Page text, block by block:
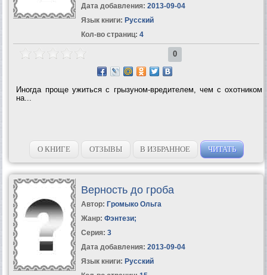
Дата добавления: 2013-09-04
Язык книги: Русский
Кол-во страниц: 4
0
Иногда проще ужиться с грызуном-вредителем, чем с охотником
на...
О КНИГЕ ОТЗЫВЫ В ИЗБРАННОЕ ЧИТАТЬ
Верность до гроба
Автор: Громыко Ольга
Жанр: Фэнтези;
Серия: 3
Дата добавления: 2013-09-04
Язык книги: Русский